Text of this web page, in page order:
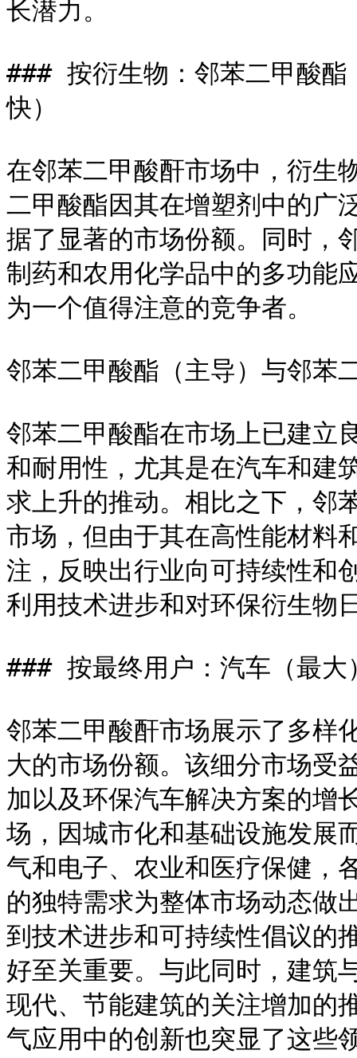
长潜力。
### 按衍生物：邻苯二甲酸酯
快）
在邻苯二甲酸酐市场中，衍生
二甲酸酯因其在增塑剂中的广
据了显著的市场份额。同时，
制药和农用化学品中的多功能
为一个值得注意的竞争者。
邻苯二甲酸酯（主导）与邻苯
邻苯二甲酸酯在市场上已建立
和耐用性，尤其是在汽车和建
求上升的推动。相比之下，邻
市场，但由于其在高性能材料
注，反映出行业向可持续性和
利用技术进步和对环保衍生物
### 按最终用户：汽车（最大
邻苯二甲酸酐市场展示了多样
大的市场份额。该细分市场受
加以及环保汽车解决方案的增
场，因城市化和基础设施发展
气和电子、农业和医疗保健，
的独特需求为整体市场动态做
到技术进步和可持续性倡议的
好至关重要。与此同时，建筑
现代、节能建筑的关注增加的
气应用中的创新也突显了这些